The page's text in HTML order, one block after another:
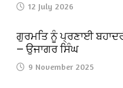
12 July 2026
ਗੁਰਮਤਿ ਨੂੰ ਪ੍ਰਣਾਈ
— ਉਜਾਗਰ ਸਿੰਘ
9 November 2025